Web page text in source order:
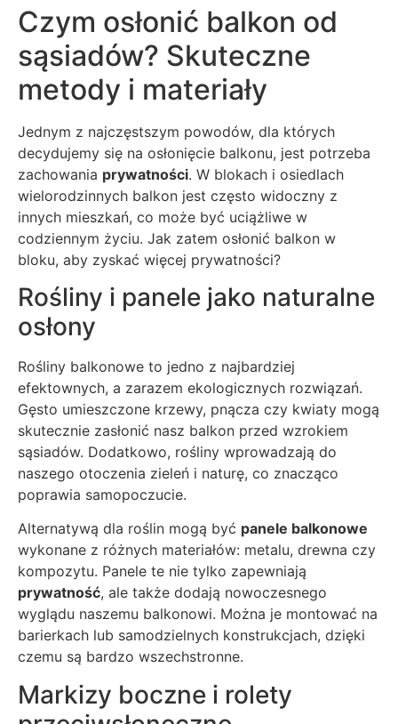
Czym osłonić balkon od
sąsiadów? Skuteczne
metody i materiały
Jednym z najczęstszym powodów, dla których
decydujemy się na osłonięcie balkonu, jest potrzeba
zachowania prywatności. W blokach i osiedlach
wielorodzinnych balkon jest często widoczny z
innych mieszkań, co może być uciążliwe w
codziennym życiu. Jak zatem osłonić balkon w
bloku, aby zyskać więcej prywatności?
Rośliny i panele jako naturalne
osłony
Rośliny balkonowe to jedno z najbardziej
efektownych, a zarazem ekologicznych rozwiązań.
Gęsto umieszczone krzewy, pnącza czy kwiaty mogą
skutecznie zasłonić nasz balkon przed wzrokiem
sąsiadów. Dodatkowo, rośliny wprowadzają do
naszego otoczenia zieleń i naturę, co znacząco
poprawia samopoczucie.
Alternatywą dla roślin mogą być panele balkonowe
wykonane z różnych materiałów: metalu, drewna czy
kompozytu. Panele te nie tylko zapewniają
prywatność, ale także dodają nowoczesnego
wyglądu naszemu balkonowi. Można je montować na
barierkach lub samodzielnych konstrukcjach, dzięki
czemu są bardzo wszechstronne.
Markizy boczne i rolety